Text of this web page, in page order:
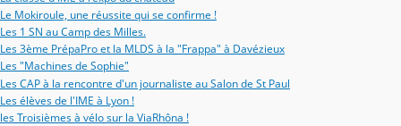
Le Mokiroule, une réussite qui se confirme !
Les 1 SN au Camp des Milles.
Les 3ème PrépaPro et la MLDS à la "Frappa" à Davézieux
Les "Machines de Sophie"
Les CAP à la rencontre d'un journaliste au Salon de St Paul
Les élèves de l'IME à Lyon !
les Troisièmes à vélo sur la ViaRhôna !